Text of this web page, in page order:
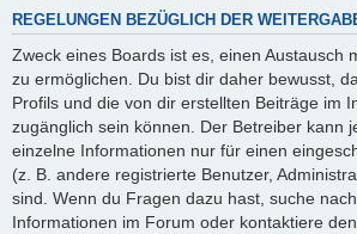
REGELUNGEN BEZÜGLICH DER
Zweck eines Boards ist es, einen Austausch
zu ermöglichen. Du bist dir daher bewusst,
Profils und die von dir erstellten Beiträge im
zugänglich sein können. Der Betreiber kann
einzelne Informationen nur für einen
(z. B. andere registrierte Benutzer,
sind. Wenn du Fragen dazu hast, suche
Informationen im Forum oder kontaktiere